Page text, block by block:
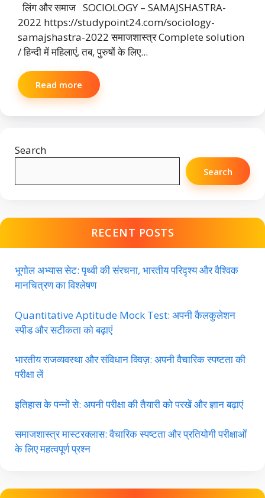
लिंग और समाज SOCIOLOGY – SAMAJSHASTRA-
2022 https://studypoint24.com/sociology-
samajshastra-2022 समाजशास्त्र Complete solution
/ हिन्दी में महिलाएं, तब, पुरुषों के लिए...
Read more
Search
Search
RECENT POSTS
भूगोल अभ्यास सेट: पृथ्वी की संरचना, भारतीय परिदृश्य और वैश्विक
मानचित्रण का विश्लेषण
Quantitative Aptitude Mock Test: अपनी कैलकुलेशन
स्पीड और सटीकता को बढ़ाएं
भारतीय राजव्यवस्था और संविधान क्विज़: अपनी वैचारिक स्पष्टता की
परीक्षा लें
इतिहास के पन्नों से: अपनी परीक्षा की तैयारी को परखें और ज्ञान बढ़ाएं
समाजशास्त्र मास्टरक्लास: वैचारिक स्पष्टता और प्रतियोगी परीक्षाओं
के लिए महत्वपूर्ण प्रश्न